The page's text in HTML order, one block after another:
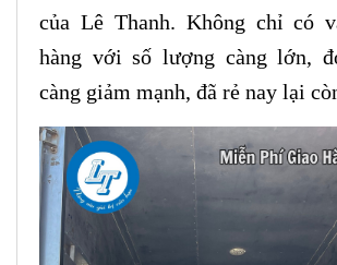
của Lê Thanh. Không chỉ có
hàng với số lượng càng lớn,
càng giảm mạnh, đã rẻ nay lại